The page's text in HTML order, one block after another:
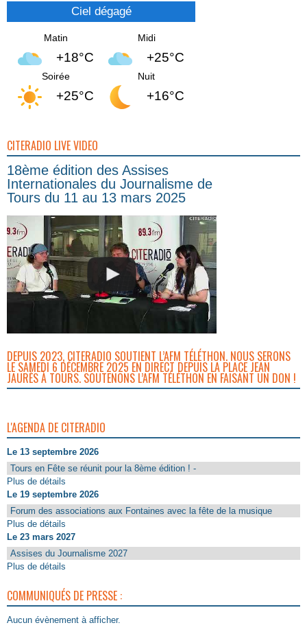
Ciel dégagé
Matin
+18°C
Midi
+25°C
Soirée
+25°C
Nuit
+16°C
CITERADIO LIVE VIDEO
18ème édition des Assises
Internationales du Journalisme de
Tours du 11 au 13 mars 2025
DEPUIS 2023, CITERADIO SOUTIENT L’AFM TÉLÉTHON. NOUS SERONS
LE SAMEDI 6 DÉCEMBRE 2025 EN DIRECT DEPUIS LA PLACE JEAN
JAURÈS À TOURS. SOUTENONS L’AFM TÉLÉTHON EN FAISANT UN DON !
L'AGENDA DE CITERADIO
Le 13 septembre 2026
Tours en Fête se réunit pour la 8ème édition ! -
Plus de détails
Le 19 septembre 2026
Forum des associations aux Fontaines avec la fête de la musique
Plus de détails
Le 23 mars 2027
Assises du Journalisme 2027
Plus de détails
COMMUNIQUÉS DE PRESSE :
Aucun évènement à afficher.